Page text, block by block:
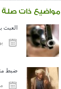
مواضيع ذات صلة
ضبط